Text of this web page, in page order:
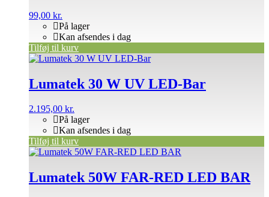
99,00 kr.
På lager
Kan afsendes i dag
Tilføj til kurv
Lumatek 30 W UV LED-Bar
2.195,00 kr.
På lager
Kan afsendes i dag
Tilføj til kurv
Lumatek 50W FAR-RED LED BAR